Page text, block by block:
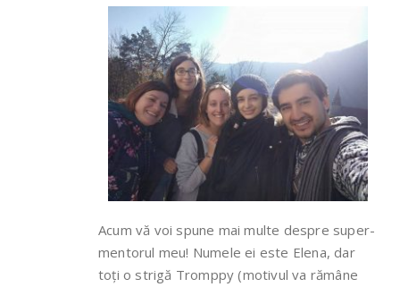
Acum vă voi spune mai multe despre super-
mentorul meu! Numele ei este Elena, dar
toți o strigă Tromppy (motivul va rămâne